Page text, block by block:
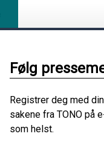
Følg
Registrer deg med
sakene fra TONO på
som helst.